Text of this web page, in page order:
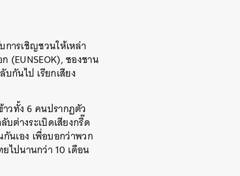
ารเชิญชวนให้เหล่า
(EUNSEOK), ซองชาน
กันไป เรียกเสียง
วทั้ง 6 คนปรากฏตัว
ต่างระเบิดเสียงกรี๊ด
นเอง เพื่อบอกว่าพวก
ไปนานกว่า 10 เดือน